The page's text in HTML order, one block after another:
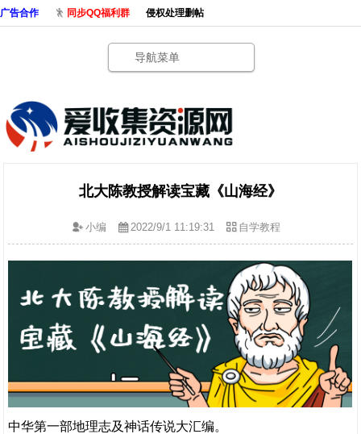
广告合作 同步QQ福利群 侵权处理删帖
导航菜单
北大陈教授解读宝藏《山海经》
小编 2022/9/1 11:19:31 自学教程
中华第一部地理志及神话传说大汇编。